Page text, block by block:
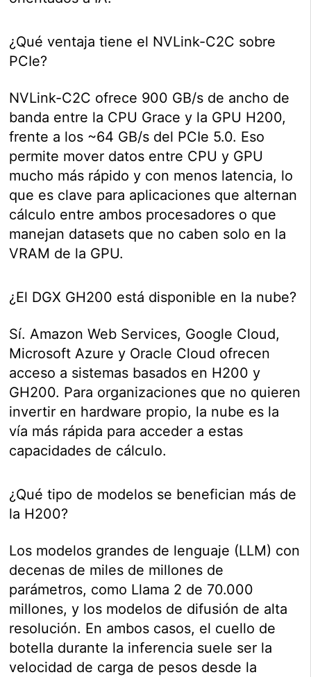
¿Qué ventaja tiene el NVLink-C2C sobre
PCIe?
NVLink-C2C ofrece 900 GB/s de ancho de
banda entre la CPU Grace y la GPU H200,
frente a los ~64 GB/s del PCIe 5.0. Eso
permite mover datos entre CPU y GPU
mucho más rápido y con menos latencia, lo
que es clave para aplicaciones que alternan
cálculo entre ambos procesadores o que
manejan datasets que no caben solo en la
VRAM de la GPU.
¿El DGX GH200 está disponible en la nube?
Sí. Amazon Web Services, Google Cloud,
Microsoft Azure y Oracle Cloud ofrecen
acceso a sistemas basados en H200 y
GH200. Para organizaciones que no quieren
invertir en hardware propio, la nube es la
vía más rápida para acceder a estas
capacidades de cálculo.
¿Qué tipo de modelos se benefician más de
la H200?
Los modelos grandes de lenguaje (LLM) con
decenas de miles de millones de
parámetros, como Llama 2 de 70.000
millones, y los modelos de difusión de alta
resolución. En ambos casos, el cuello de
botella durante la inferencia suele ser la
velocidad de carga de pesos desde la